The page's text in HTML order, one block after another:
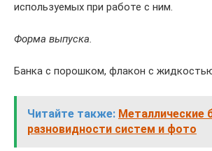
используемых при работе с ним.
Форма выпуска.
Банка с порошком, флакон с
Читайте также: Металлические
разновидности систем и фото